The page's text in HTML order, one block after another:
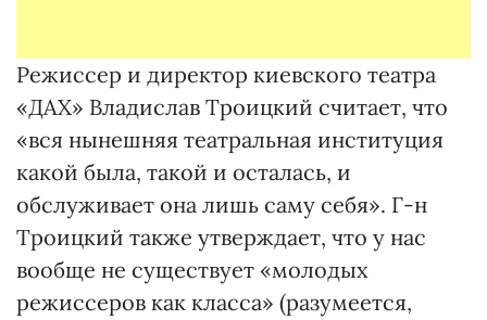
Режиссер и директор киевского театра
«ДАХ» Владислав Троицкий считает, что
«вся нынешняя театральная институция
какой была, такой и осталась, и
обслуживает она лишь саму себя». Г-н
Троицкий также утверждает, что у нас
вообще не существует «молодых
режиссеров как класса» (разумеется,